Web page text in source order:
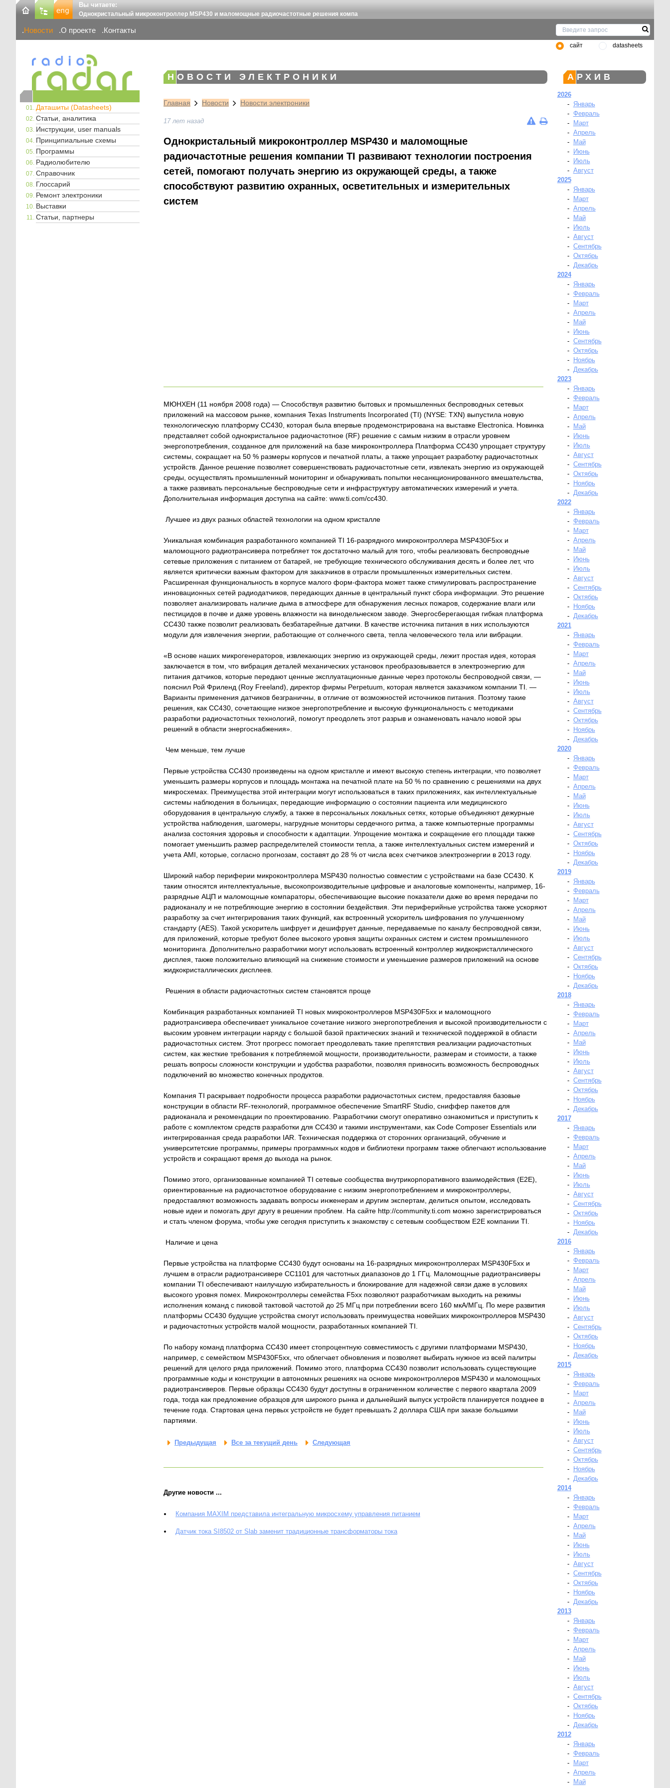
Вы читаете:
Однокристальный микроконтроллер MSP430 и маломощные радиочастотные решения компа
Новости О проекте Контакты
сайт datasheets
Даташиты (Datasheets)
Статьи, аналитика
Инструкции, user manuals
Принципиальные схемы
Программы
Радиолюбителю
Справочник
Глоссарий
Ремонт электроники
Выставки
Статьи, партнеры
НОВОСТИ ЭЛЕКТРОНИКИ
Главная Новости Новости электроники
17 лет назад
Однокристальный микроконтроллер MSP430 и маломощные
радиочастотные решения компании TI развивают технологии построения
сетей, помогают получать энергию из окружающей среды, а также
способствуют развитию охранных, осветительных и измерительных
систем
МЮНХЕН (11 ноября 2008 года) — Способствуя развитию бытовых и промышленных беспроводных сетевых
приложений на массовом рынке, компания Texas Instruments Incorporated (TI) (NYSE: TXN) выпустила новую
технологическую платформу CC430, которая была впервые продемонстрирована на выставке Electronica. Новинка
представляет собой однокристальное радиочастотное (RF) решение с самым низким в отрасли уровнем
энергопотребления, созданное для приложений на базе микроконтроллера Платформа CC430 упрощает структуру
системы, сокращает на 50 % размеры корпусов и печатной платы, а также упрощает разработку радиочастотных
устройств. Данное решение позволяет совершенствовать радиочастотные сети, извлекать энергию из окружающей
среды, осуществлять промышленный мониторинг и обнаруживать попытки несанкционированного вмешательства,
а также развивать персональные беспроводные сети и инфраструктуру автоматических измерений и учета.
Дополнительная информация доступна на сайте: www.ti.com/cc430.
Лучшее из двух разных областей технологии на одном кристалле
Уникальная комбинация разработанного компанией TI 16-разрядного микроконтроллера MSP430F5xx и
маломощного радиотрансивера потребляет ток достаточно малый для того, чтобы реализовать беспроводные
сетевые приложения с питанием от батарей, не требующие технического обслуживания десять и более лет, что
является критически важным фактором для заказчиков в отрасли промышленных измерительных систем.
Расширенная функциональность в корпусе малого форм-фактора может также стимулировать распространение
инновационных сетей радиодатчиков, передающих данные в центральный пункт сбора информации. Это решение
позволяет анализировать наличие дыма в атмосфере для обнаружения лесных пожаров, содержание влаги или
пестицидов в почве и даже уровень влажности на винодельческом заводе. Энергосберегающая гибкая платформа
CC430 также позволит реализовать безбатарейные датчики. В качестве источника питания в них используются
модули для извлечения энергии, работающие от солнечного света, тепла человеческого тела или вибрации.
«В основе наших микрогенераторов, извлекающих энергию из окружающей среды, лежит простая идея, которая
заключается в том, что вибрация деталей механических установок преобразовывается в электроэнергию для
питания датчиков, которые передают ценные эксплуатационные данные через протоколы беспроводной связи, —
пояснил Рой Фриленд (Roy Freeland), директор фирмы Perpetuum, которая является заказчиком компании TI. —
Варианты применения датчиков безграничны, в отличие от возможностей источников питания. Поэтому такие
решения, как CC430, сочетающие низкое энергопотребление и высокую функциональность с методиками
разработки радиочастотных технологий, помогут преодолеть этот разрыв и ознаменовать начало новой эры
решений в области энергоснабжения».
Чем меньше, тем лучше
Первые устройства CC430 произведены на одном кристалле и имеют высокую степень интеграции, что позволяет
уменьшить размеры корпусов и площадь монтажа на печатной плате на 50 % по сравнению с решениями на двух
микросхемах. Преимущества этой интеграции могут использоваться в таких приложениях, как интеллектуальные
системы наблюдения в больницах, передающие информацию о состоянии пациента или медицинского
оборудования в центральную службу, а также в персональных локальных сетях, которые объединяют дежурные
устройства наблюдения, шагомеры, нагрудные мониторы сердечного ритма, а также компьютерные программы
анализа состояния здоровья и способности к адаптации. Упрощение монтажа и сокращение его площади также
помогает уменьшить размер распределителей стоимости тепла, а также интеллектуальных систем измерений и
учета AMI, которые, согласно прогнозам, составят до 28 % от числа всех счетчиков электроэнергии в 2013 году.
Широкий набор периферии микроконтроллера MSP430 полностью совместим с устройствами на базе CC430. К
таким относятся интеллектуальные, высокопроизводительные цифровые и аналоговые компоненты, например, 16-
разрядные АЦП и маломощные компараторы, обеспечивающие высокие показатели даже во время передачи по
радиоканалу и не потребляющие энергию в состоянии бездействия. Эти периферийные устройства также ускоряют
разработку за счет интегрирования таких функций, как встроенный ускоритель шифрования по улучшенному
стандарту (AES). Такой ускоритель шифрует и дешифрует данные, передаваемые по каналу беспроводной связи,
для приложений, которые требуют более высокого уровня защиты охранных систем и систем промышленного
мониторинга. Дополнительно разработчики могут использовать встроенный контроллер жидкокристаллического
дисплея, также положительно влияющий на снижение стоимости и уменьшение размеров приложений на основе
жидкокристаллических дисплеев.
Решения в области радиочастотных систем становятся проще
Комбинация разработанных компанией TI новых микроконтроллеров MSP430F5xx и маломощного
радиотрансивера обеспечивает уникальное сочетание низкого энергопотребления и высокой производительности с
высоким уровнем интеграции наряду с большой базой практических знаний и технической поддержкой в области
радиочастотных систем. Этот прогресс помогает преодолевать такие препятствия реализации радиочастотных
систем, как жесткие требования к потребляемой мощности, производительности, размерам и стоимости, а также
решать вопросы сложности конструкции и удобства разработки, позволяя привносить возможность беспроводных
подключений во множество конечных продуктов.
Компания TI раскрывает подробности процесса разработки радиочастотных систем, предоставляя базовые
конструкции в области RF-технологий, программное обеспечение SmartRF Studio, сниффер пакетов для
радиоканала и рекомендации по проектированию. Разработчики смогут оперативно ознакомиться и приступить к
работе с комплектом средств разработки для CC430 и такими инструментами, как Code Composer Essentials или
интегрированная среда разработки IAR. Техническая поддержка от сторонних организаций, обучение и
университетские программы, примеры программных кодов и библиотеки программ также облегчают использование
устройств и сокращают время до выхода на рынок.
Помимо этого, организованные компанией TI сетевые сообщества внутрикорпоративного взаимодействия (E2E),
ориентированные на радиочастотное оборудование с низким энергопотреблением и микроконтроллеры,
предоставляют возможность задавать вопросы инженерам и другим экспертам, делиться опытом, исследовать
новые идеи и помогать друг другу в решении проблем. На сайте http://community.ti.com можно зарегистрироваться
и стать членом форума, чтобы уже сегодня приступить к знакомству с сетевым сообществом E2E компании TI.
Наличие и цена
Первые устройства на платформе CC430 будут основаны на 16-разрядных микроконтроллерах MSP430F5xx и
лучшем в отрасли радиотрансивере CC1101 для частотных диапазонов до 1 ГГц. Маломощные радиотрансиверы
компании TI обеспечивают наилучшую избирательность и блокирование для надежной связи даже в условиях
высокого уровня помех. Микроконтроллеры семейства F5xx позволяют разработчикам выходить на режимы
исполнения команд с пиковой тактовой частотой до 25 МГц при потреблении всего 160 мкА/МГц. По мере развития
платформы CC430 будущие устройства смогут использовать преимущества новейших микроконтроллеров MSP430
и радиочастотных устройств малой мощности, разработанных компанией TI.
По набору команд платформа CC430 имеет стопроцентную совместимость с другими платформами MSP430,
например, с семейством MSP430F5xx, что облегчает обновления и позволяет выбирать нужное из всей палитры
решений для целого ряда приложений. Помимо этого, платформа CC430 позволит использовать существующие
программные коды и конструкции в автономных решениях на основе микроконтроллеров MSP430 и маломощных
радиотрансиверов. Первые образцы CC430 будут доступны в ограниченном количестве с первого квартала 2009
года, тогда как предложение образцов для широкого рынка и дальнейший выпуск устройств планируется позднее в
течение года. Стартовая цена первых устройств не будет превышать 2 доллара США при заказе большими
партиями.
Предыдущая Все за текущий день Следующая
Другие новости ...
Компания MAXIM представила интегральную микросхему управления питанием
Датчик тока SI8502 от Slab заменит традиционные трансформаторы тока
АРХИВ
2026
-
Январь
- Февраль
-
Март
- Апрель
-
Май
-
Июнь
-
Июль
- Август
2025
-
Январь
-
Март
- Апрель
-
Май
-
Июль
- Август
- Сентябрь
- Октябрь
- Декабрь
2024
-
Январь
- Февраль
-
Март
- Апрель
-
Май
-
Июнь
- Сентябрь
- Октябрь
-
Ноябрь
- Декабрь
2023
-
Январь
- Февраль
-
Март
- Апрель
-
Май
-
Июнь
-
Июль
- Август
- Сентябрь
- Октябрь
-
Ноябрь
- Декабрь
2022
-
Январь
- Февраль
-
Март
- Апрель
-
Май
-
Июнь
-
Июль
- Август
- Сентябрь
- Октябрь
-
Ноябрь
- Декабрь
2021
-
Январь
- Февраль
-
Март
- Апрель
-
Май
-
Июнь
-
Июль
- Август
- Сентябрь
- Октябрь
-
Ноябрь
- Декабрь
2020
-
Январь
- Февраль
-
Март
- Апрель
-
Май
-
Июнь
-
Июль
- Август
- Сентябрь
- Октябрь
-
Ноябрь
- Декабрь
2019
-
Январь
- Февраль
-
Март
- Апрель
-
Май
-
Июнь
-
Июль
- Август
- Сентябрь
- Октябрь
-
Ноябрь
- Декабрь
2018
-
Январь
- Февраль
-
Март
- Апрель
-
Май
-
Июнь
-
Июль
- Август
- Сентябрь
- Октябрь
-
Ноябрь
- Декабрь
2017
-
Январь
- Февраль
-
Март
- Апрель
-
Май
-
Июнь
-
Июль
- Август
- Сентябрь
- Октябрь
-
Ноябрь
- Декабрь
2016
-
Январь
- Февраль
-
Март
- Апрель
-
Май
-
Июнь
-
Июль
- Август
- Сентябрь
- Октябрь
-
Ноябрь
- Декабрь
2015
-
Январь
- Февраль
-
Март
- Апрель
-
Май
-
Июнь
-
Июль
- Август
- Сентябрь
- Октябрь
-
Ноябрь
- Декабрь
2014
-
Январь
- Февраль
-
Март
- Апрель
-
Май
-
Июнь
-
Июль
- Август
- Сентябрь
- Октябрь
-
Ноябрь
- Декабрь
2013
-
Январь
- Февраль
-
Март
- Апрель
-
Май
-
Июнь
-
Июль
- Август
- Сентябрь
- Октябрь
-
Ноябрь
- Декабрь
2012
-
Январь
- Февраль
-
Март
- Апрель
-
Май